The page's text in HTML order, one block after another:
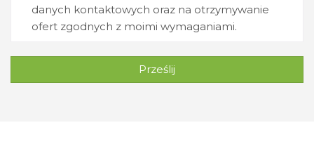
danych kontaktowych oraz na otrzymywanie
ofert zgodnych z moimi wymaganiami.
Prześlij